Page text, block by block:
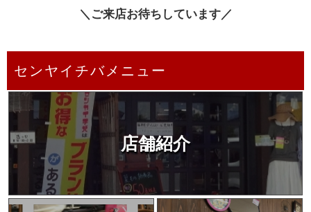
＼ご来店お待ちしています／
センヤイチバメニュー
店舗紹介